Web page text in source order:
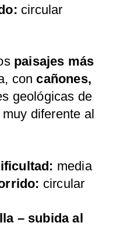
circular
paisajes más
concañones,
geológicas de
diferente al
media
circular
– subida al